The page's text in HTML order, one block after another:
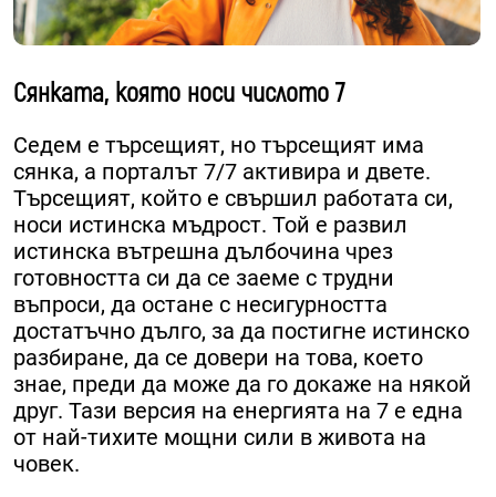
Сянката, която носи числото 7
Седем е търсещият, но търсещият има
сянка, а порталът 7/7 активира и двете.
Търсещият, който е свършил работата си,
носи истинска мъдрост. Той е развил
истинска вътрешна дълбочина чрез
готовността си да се заеме с трудни
въпроси, да остане с несигурността
достатъчно дълго, за да постигне истинско
разбиране, да се довери на това, което
знае, преди да може да го докаже на някой
друг. Тази версия на енергията на 7 е една
от най-тихите мощни сили в живота на
човек.